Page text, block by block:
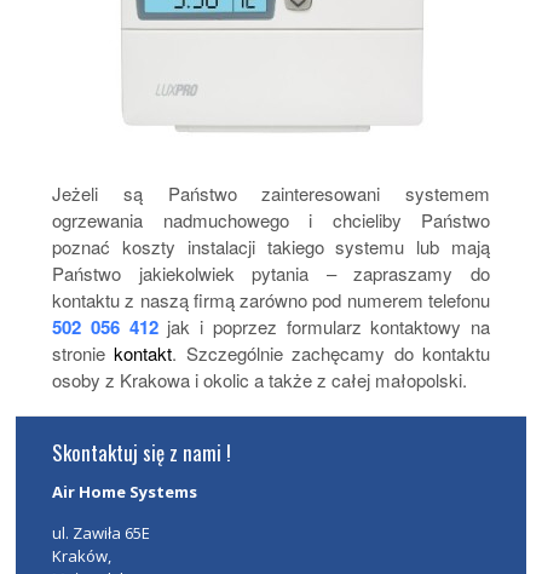
Jeżeli są Państwo zainteresowani systemem
ogrzewania nadmuchowego i chcieliby Państwo
poznać koszty instalacji takiego systemu lub mają
Państwo jakiekolwiek pytania – zapraszamy do
kontaktu z naszą firmą zarówno pod numerem telefonu
502 056 412jak i poprzez formularz kontaktowy na
stroniekontakt. Szczególnie zachęcamy do kontaktu
osoby z Krakowa i okolic a także z całej małopolski.
Skontaktuj się z nami !
Air Home Systems
ul. Zawiła 65E
Kraków,